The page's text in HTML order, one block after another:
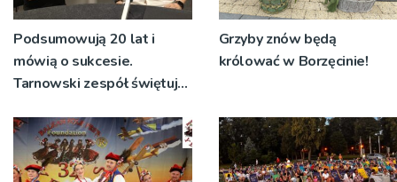
Podsumowują 20 lat i
mówią o sukcesie.
Tarnowski zespół świętuje
koncert
Grzyby znów będą
królować w Borzęcinie!